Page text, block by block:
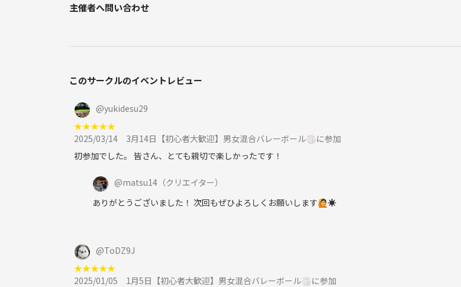
主催者へ問い合わせ
このサークルのイベントレビュー
@yukidesu29
★★★★★
2025/03/14
3月14日【初心者大歓迎】男女混合バレーボール🏐に参加
初参加でした。 皆さん、とても親切で楽しかったです！
@matsu14 （クリエイター）
ありがとうございました！ 次回もぜひよろしくお願いします🙋☀️
@ToDZ9J
★★★★★
2025/01/05
1月5日【初心者大歓迎】男女混合バレーボール🏐に参加